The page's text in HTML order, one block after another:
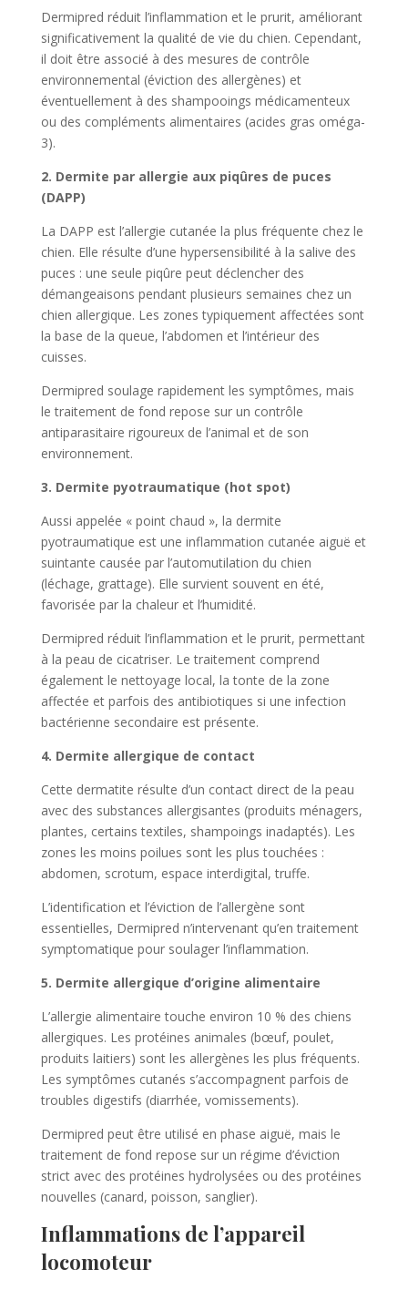
Dermipred réduit l’inflammation et le prurit, améliorant
significativement la qualité de vie du chien. Cependant,
il doit être associé à des mesures de contrôle
environnemental (éviction des allergènes) et
éventuellement à des shampooings médicamenteux
ou des compléments alimentaires (acides gras oméga-
3).
2. Dermite par allergie aux piqûres de puces
(DAPP)
La DAPP est l’allergie cutanée la plus fréquente chez le
chien. Elle résulte d’une hypersensibilité à la salive des
puces : une seule piqûre peut déclencher des
démangeaisons pendant plusieurs semaines chez un
chien allergique. Les zones typiquement affectées sont
la base de la queue, l’abdomen et l’intérieur des
cuisses.
Dermipred soulage rapidement les symptômes, mais
le traitement de fond repose sur un contrôle
antiparasitaire rigoureux de l’animal et de son
environnement.
3. Dermite pyotraumatique (hot spot)
Aussi appelée « point chaud », la dermite
pyotraumatique est une inflammation cutanée aiguë et
suintante causée par l’automutilation du chien
(léchage, grattage). Elle survient souvent en été,
favorisée par la chaleur et l’humidité.
Dermipred réduit l’inflammation et le prurit, permettant
à la peau de cicatriser. Le traitement comprend
également le nettoyage local, la tonte de la zone
affectée et parfois des antibiotiques si une infection
bactérienne secondaire est présente.
4. Dermite allergique de contact
Cette dermatite résulte d’un contact direct de la peau
avec des substances allergisantes (produits ménagers,
plantes, certains textiles, shampoings inadaptés). Les
zones les moins poilues sont les plus touchées :
abdomen, scrotum, espace interdigital, truffe.
L’identification et l’éviction de l’allergène sont
essentielles, Dermipred n’intervenant qu’en traitement
symptomatique pour soulager l’inflammation.
5. Dermite allergique d’origine alimentaire
L’allergie alimentaire touche environ 10 % des chiens
allergiques. Les protéines animales (bœuf, poulet,
produits laitiers) sont les allergènes les plus fréquents.
Les symptômes cutanés s’accompagnent parfois de
troubles digestifs (diarrhée, vomissements).
Dermipred peut être utilisé en phase aiguë, mais le
traitement de fond repose sur un régime d’éviction
strict avec des protéines hydrolysées ou des protéines
nouvelles (canard, poisson, sanglier).
Inflammations de l’appareil
locomoteur